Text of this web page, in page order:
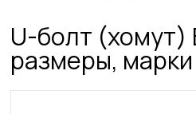
U-болт (хомут)
размеры, марки